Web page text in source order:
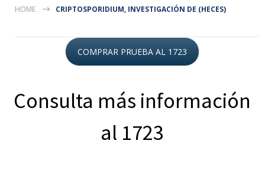
HOME CRIPTOSPORIDIUM, INVESTIGACIÓN DE (HECES)
COMPRAR PRUEBA AL 1723
Consulta más información
al 1723